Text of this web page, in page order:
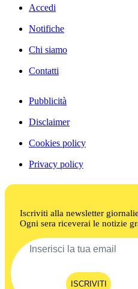
Accedi
Notifiche
Chi siamo
Contatti
Pubblicità
Disclaimer
Cookies policy
Privacy policy
Iscriviti alla newsletter
Ogni sera riceverai le notizie
ISCRIVITI